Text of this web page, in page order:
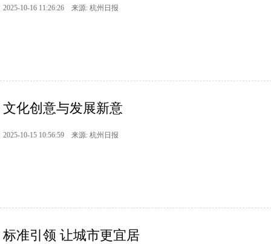
2025-10-16 11:26:26 来源: 杭州日报
文化创意与发展新意
2025-10-15 10:56:59 来源: 杭州日报
标准引领 让城市更宜居